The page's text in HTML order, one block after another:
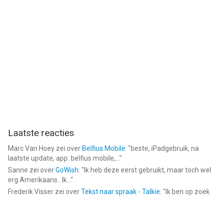
Laatste reacties
Marc Van Hoey zei over Belfius Mobile: "beste, iPadgebruik, na
laatste update, app. belfius mobile,... "
Sanne zei overGoWish: " Ik heb deze eerst gebruikt, maar toch wel
erg Amerikaans.. Ik... "
Frederik Visser zei overTekst naar spraak - Talkie: " Ik ben op zoek